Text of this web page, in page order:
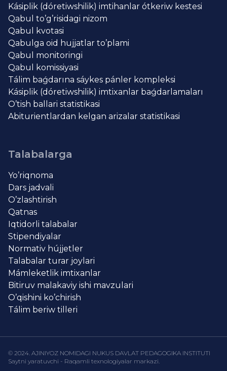
Kásiplik (dóretiwshilik) imtihanlar ótkeriw kestesi
Qabul to’g’risidagi nizom
Qabul kvotasi
Qabulga oid hujjatlar to’plami
Qabul monitoringi
Qabul komissiyasi
Tálim baǵdarına sáykes pánler kompleksi
Kásiplik (dóretiwshilik) imtixanlar baǵdarlamaları
O’tish ballari statistikasi
Abiturientlardan kelgan arizalar statistikasi
Talabalarga
Yo’riqnoma
Dars jadvali
O’zlashtirish
Qatnas
Iqtidorli talabalar
Stipendiyalar
Normativ hújjetler
Talabalar turar joylari
Mámleketlik imtixanlar
Bitiruv malakaviy ishi mavzulari
O’qishini ko’chirish
Tálim beriw tilleri
© 2024. AJINIYOZ NOMIDAGI NUKUS DAVLAT PEDAGOGIKA INSTITUTI
Saytni yaratuvchi - Raqamli texnologiyalar markazi.